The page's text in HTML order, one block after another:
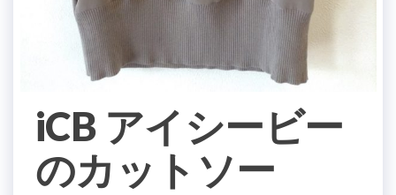
iCB アイシービー
のカットソー